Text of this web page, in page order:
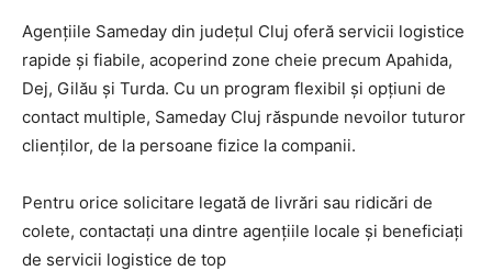
Agențiile Sameday din județul Cluj oferă servicii logistice
rapide și fiabile, acoperind zone cheie precum Apahida,
Dej, Gilău și Turda. Cu un program flexibil și opțiuni de
contact multiple, Sameday Cluj răspunde nevoilor tuturor
clienților, de la persoane fizice la companii.
Pentru orice solicitare legată de livrări sau ridicări de
colete, contactați una dintre agențiile locale și beneficiați
de servicii logistice de top